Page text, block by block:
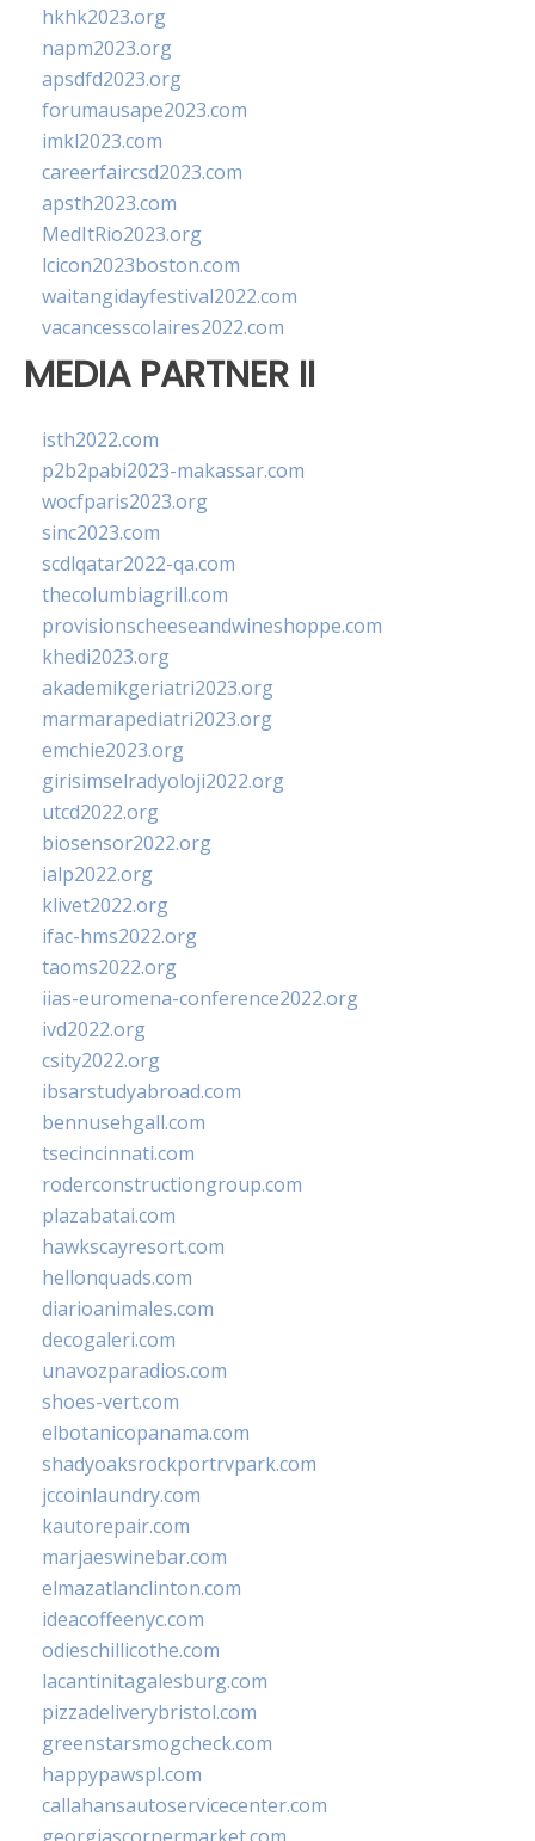
hkhk2023.org
napm2023.org
apsdfd2023.org
forumausape2023.com
imkl2023.com
careerfaircsd2023.com
apsth2023.com
MedItRio2023.org
lcicon2023boston.com
waitangidayfestival2022.com
vacancesscolaires2022.com
MEDIA PARTNER II
isth2022.com
p2b2pabi2023-makassar.com
wocfparis2023.org
sinc2023.com
scdlqatar2022-qa.com
thecolumbiagrill.com
provisionscheeseandwineshoppe.com
khedi2023.org
akademikgeriatri2023.org
marmarapediatri2023.org
emchie2023.org
girisimselradyoloji2022.org
utcd2022.org
biosensor2022.org
ialp2022.org
klivet2022.org
ifac-hms2022.org
taoms2022.org
iias-euromena-conference2022.org
ivd2022.org
csity2022.org
ibsarstudyabroad.com
bennusehgall.com
tsecincinnati.com
roderconstructiongroup.com
plazabatai.com
hawkscayresort.com
hellonquads.com
diarioanimales.com
decogaleri.com
unavozparadios.com
shoes-vert.com
elbotanicopanama.com
shadyoaksrockportrvpark.com
jccoinlaundry.com
kautorepair.com
marjaeswinebar.com
elmazatlanclinton.com
ideacoffeenyc.com
odieschillicothe.com
lacantinitagalesburg.com
pizzadeliverybristol.com
greenstarsmogcheck.com
happypawspl.com
callahansautoservicecenter.com